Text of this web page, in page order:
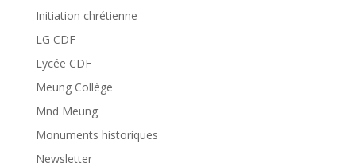
Initiation chrétienne
LG CDF
Lycée CDF
Meung Collège
Mnd Meung
Monuments historiques
Newsletter